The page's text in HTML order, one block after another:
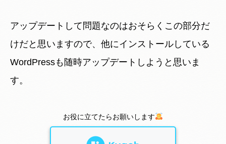
アップデートして問題なのはおそらくこの部分だ
けだと思いますので、他にインストールしている
WordPressも随時アップデートしようと思いま
す。
お役に立てたらお願いします